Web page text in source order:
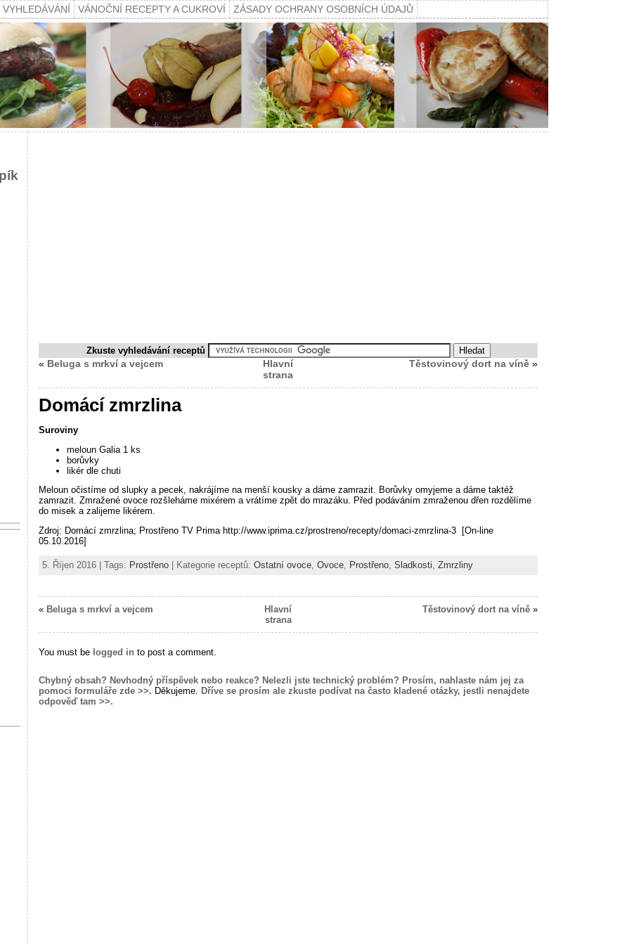
VYHLEDÁVÁNÍ VÁNOČNÍ RECEPTY A CUKROVÍ ZÁSADY OCHRANY OSOBNÍCH ÚDAJŮ
Zkuste vyhledávání receptů
« Beluga s mrkví a vejcem
Hlavní
strana
Těstovinový dort na víně »
Domácí zmrzlina
Suroviny
meloun Galia 1 ks
borůvky
likér dle chuti
Meloun očistíme od slupky a pecek, nakrájíme na menší kousky a dáme zamrazit. Borůvky omyjeme a dáme taktéž
zamrazit. Zmražené ovoce rozšleháme mixérem a vrátíme zpět do mrazáku. Před podáváním zmraženou dřen rozdělíme
do misek a zalijeme likérem.
Zdroj: Domácí zmrzlina; Prostřeno TV Prima http://www.iprima.cz/prostreno/recepty/domaci-zmrzlina-3 [On-line
05.10.2016]
5. Říjen 2016 | Tags: Prostřeno | Kategorie receptů: Ostatní ovoce Ovoce Prostřeno Sladkosti Zmrzliny
« Beluga s mrkví a vejcem
Hlavní
strana
Těstovinový dort na víně »
You must be logged in to post a comment.
Chybný obsah? Nevhodný příspěvek nebo reakce? Nelezli jste technický problém? Prosím, nahlaste nám jej za
pomoci formuláře zde >>. Děkujeme.
Dříve se prosím ale zkuste podívat na často kladené otázky, jestli nenajdete
odpověď tam >>.